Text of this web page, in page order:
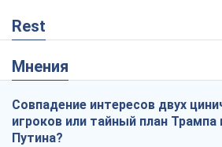
Rest
Мнения
Совпадение интересов двух
игроков или тайный план Трампа
Путина?